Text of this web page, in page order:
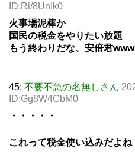
ID:Ri/8UnIk0
火事場泥棒か
国民の税金をやりたい放題
もう終わりだな、安倍君www
45: 不要不急の名無しさん
ID:Gg8W4CbM0
・・・・・
これって税金使い込みだよね